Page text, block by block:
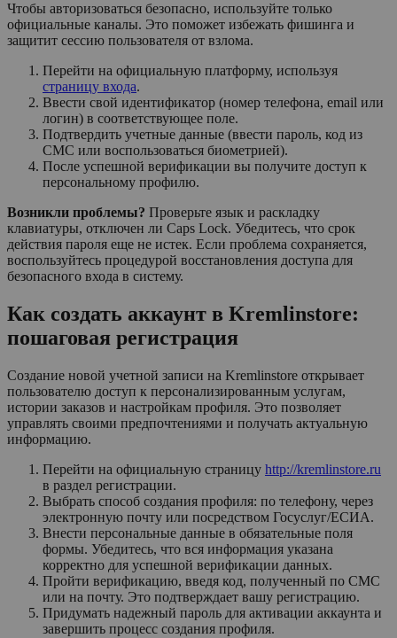
Чтобы авторизоваться безопасно, используйте только
официальные каналы. Это поможет избежать фишинга и
защитит сессию пользователя от взлома.
Перейти на официальную платформу, используя
страницу входа.
Ввести свой идентификатор (номер телефона, email или
логин) в соответствующее поле.
Подтвердить учетные данные (ввести пароль, код из
СМС или воспользоваться биометрией).
После успешной верификации вы получите доступ к
персональному профилю.
Возникли проблемы? Проверьте язык и раскладку
клавиатуры, отключен ли Caps Lock. Убедитесь, что срок
действия пароля еще не истек. Если проблема сохраняется,
воспользуйтесь процедурой восстановления доступа для
безопасного входа в систему.
Как создать аккаунт в Kremlinstore:
пошаговая регистрация
Создание новой учетной записи на Kremlinstore открывает
пользователю доступ к персонализированным услугам,
истории заказов и настройкам профиля. Это позволяет
управлять своими предпочтениями и получать актуальную
информацию.
Перейти на официальную страницу http://kremlinstore.ru
в раздел регистрации.
Выбрать способ создания профиля: по телефону, через
электронную почту или посредством Госуслуг/ЕСИА.
Внести персональные данные в обязательные поля
формы. Убедитесь, что вся информация указана
корректно для успешной верификации данных.
Пройти верификацию, введя код, полученный по СМС
или на почту. Это подтверждает вашу регистрацию.
Придумать надежный пароль для активации аккаунта и
завершить процесс создания профиля.